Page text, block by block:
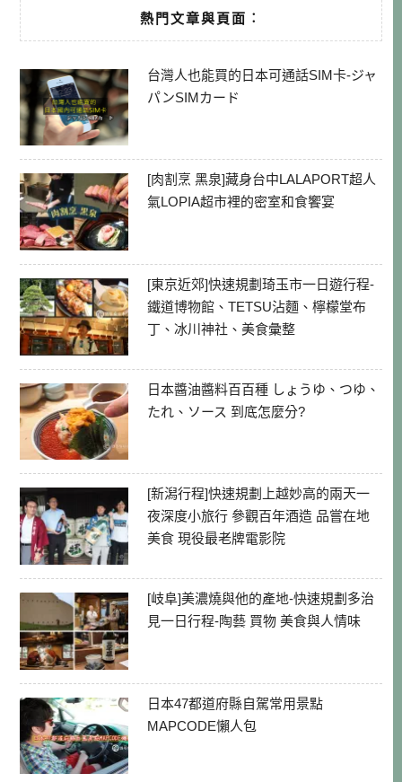
熱門文章與頁面︰
台灣人也能買的日本可通話SIM卡-ジャ
パンSIMカード
[肉割烹 黑泉]藏身台中LALAPORT超人
氣LOPIA超市裡的密室和食饗宴
[東京近郊]快速規劃琦玉市一日遊行程-
鐵道博物館、TETSU沾麵、檸檬堂布
丁、冰川神社、美食彙整
日本醬油醬料百百種 しょうゆ、つゆ、
たれ、ソース 到底怎麼分?
[新潟行程]快速規劃上越妙高的兩天一
夜深度小旅行 參觀百年酒造 品嘗在地
美食 現役最老牌電影院
[岐阜]美濃燒與他的產地-快速規劃多治
見一日行程-陶藝 買物 美食與人情味
日本47都道府縣自駕常用景點
MAPCODE懶人包